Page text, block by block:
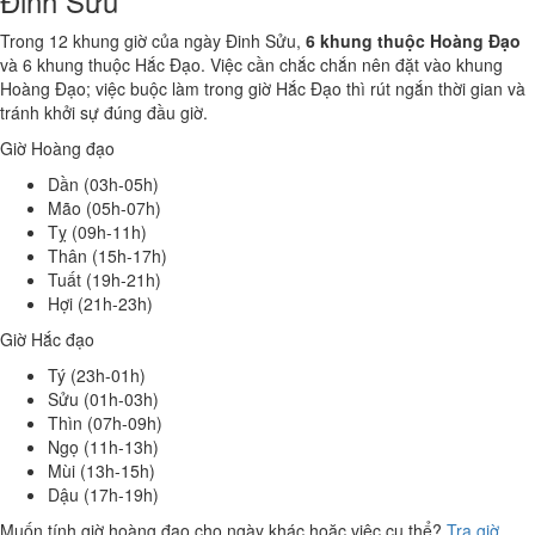
Trong 12 khung giờ của ngày Đinh Sửu, 6 khung thuộc Hoàng Đạo
và 6 khung thuộc Hắc Đạo. Việc cần chắc chắn nên đặt vào khung
Hoàng Đạo; việc buộc làm trong giờ Hắc Đạo thì rút ngắn thời gian và
tránh khởi sự đúng đầu giờ.
Giờ Hoàng đạo
Dần (03h-05h)
Mão (05h-07h)
Tỵ (09h-11h)
Thân (15h-17h)
Tuất (19h-21h)
Hợi (21h-23h)
Giờ Hắc đạo
Tý (23h-01h)
Sửu (01h-03h)
Thìn (07h-09h)
Ngọ (11h-13h)
Mùi (13h-15h)
Dậu (17h-19h)
Muốn tính giờ hoàng đạo cho ngày khác hoặc việc cụ thể? Tra giờ